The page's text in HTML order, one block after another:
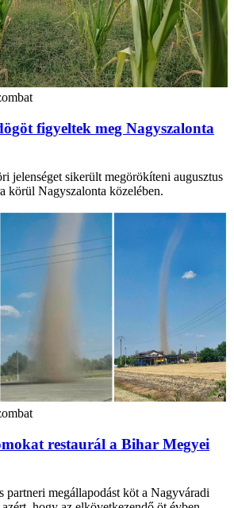
figyeltek meg Nagyszalonta
jelenséget sikerült megörökíteni augusztus
körül Nagyszalonta közelében.
restaurál a Bihar Megyei
partneri megállapodást köt a Nagyváradi